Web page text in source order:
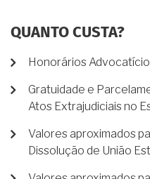
QUANTO CUSTA?
Honorários
Gratuidade e
Atos Extrajudiciais no
Valores aproximados
Dissolução de União